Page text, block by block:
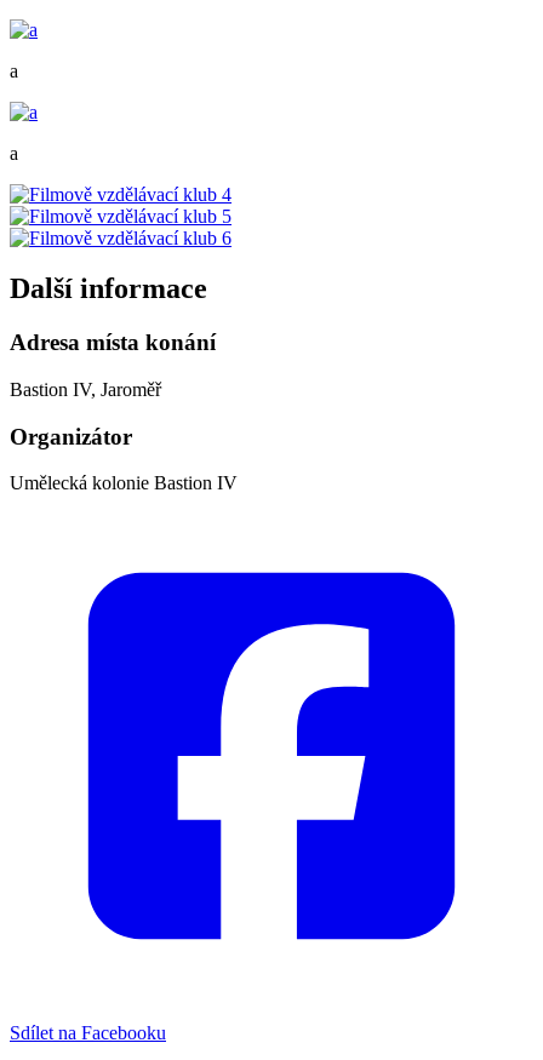
a
a
Další informace
Adresa místa konání
Bastion IV, Jaroměř
Organizátor
Umělecká kolonie Bastion IV
Sdílet na Facebooku